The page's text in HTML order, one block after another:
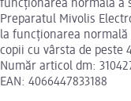
funcționarea normală a
Preparatul Mivolis
la funcționarea
copii cu vârsta de peste
Număr articol dm:
EAN: 4066447833188